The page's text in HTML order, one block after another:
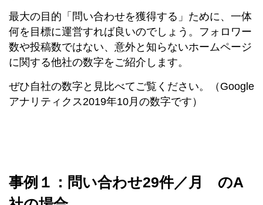
最大の目的「問い合わせを獲得する」ために、一体
何を目標に運営すれば良いのでしょう。フォロワー
数や投稿数ではない、意外と知らないホームページ
に関する他社の数字をご紹介します。
ぜひ自社の数字と見比べてご覧ください。（Google
アナリティクス2019年10月の数字です）
事例１：問い合わせ29件／月 のA